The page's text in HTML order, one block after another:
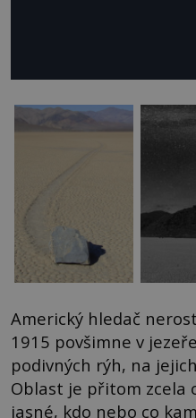
Americký hledač
1915 povšimne v
podivných rýh, na
Oblast je přitom zcela
jasné, kdo nebo co